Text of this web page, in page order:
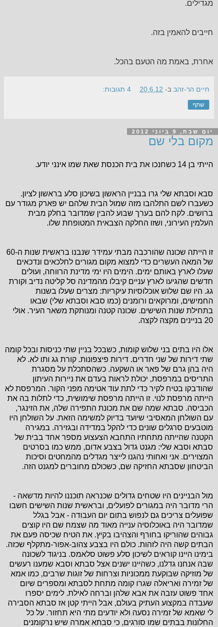
מגדילים.
חייבים להאמין בזה.
אחרת, באמת מה הטעם בהכל.
חיים הר-זהב ב- 20.6.12 4 תגובות:
שתף
יום שבת, 9 ביוני 2012
מקום בלי שם
הייתי בן 14 כשחנכו את בית הכנסת שאת שמו אינני יודע.
סבא וסבתא שלי גרו בבניין הראשון בשיכון סלע בראשון לציון.
כשעברו לשם התלהבו מזה שמול הבית שלהם יש פארק מגודר עם
ברושים. לקח להם בערך שבוע להבין שמדובר בחלק מבית
העלמין העירוני, ושזו החלקה הצבאית המטופחת שלו.
זו הייתה שכונה שהורכבה מבתי עמידר שנבנו בראשית שנות ה-60
של המאה העשרים כדי למצוא מקום מגורים לחלכאים ונדכאים
שעלו לארץ באותם ימים. הימים היו ימי מדינת הרווחה, ועולים
חדשים שהגיעו לארץ עניים קיבלו מהמדינה סל קליטה נדיב וקורת
גג. היו שם שלוש אוכלוסיות עיקריות: מצרים שעלו בשנות
החמישים, ומרוקאים ורומנים (כמו סבא וסבתא שלי) שבאו
בתחילת שנות השישים. שכונה קטנה ומנותקת משאר העיר. אולי
20 בניינים מקצה לקצה.
אלו היו בתים בני שלוש קומות, כשבכל בניין שתי כניסות ובכל קומה
שתי דירות של שני חדרים. דירות פיצפונות. קורת גג ותו לא. לא
היה בהן גרם של פאר או השקעה. כשהסתכלת על מסגרת
התריסים במרפסת, יכולת לראות בעדם את ניירות העיתון
שהודבקו בטיח לקיר כדי לתת עוד אטימה מפני הקור. המרפסת לא
הייתה מרפסת לנוי. זו הייתה מרפסת שימושית, כדי לתלות בה את
הכביסה. סבתא שמה שם את מכונת התפירה שלה, את הזינגר,
עם השולחן המאסיבי שיועד בדיוק למשימה הזאת. על השולחן היו
מוטבעים סרגלים שונים כדי להקל במדידה ובגזירה. במגירה
הקטנה שהייתה מתחתיו התחבא הצעצוע מספר אחד בבית של
סבתא וסבא שלי: מגנט גדול בצבע אדום, ממש כמו בסרטים
המצוירים. אני ואחותי נהגנו לייצר מגדלים מהמחטים וסיכות
הביטחון שסבתא החזיקה שם, כשכולם מחוברים למגנט הזה.
מול הבניינים היו שטחים גדולים שכנראה תוכננו להיות מדשאה -
הרי מדובר היה במגורים לפועלים, ובראשית שנות השישים חשבו
שפועלים צריכים גם לנפוש בתום יום העבודה - אבל בגלל
שמדובר היה באוכלוסיה ענייה מאוד מה שצמח שם היו קוצים
גבוהים שהוריקו בחורף והצהיבו בקיץ. את הטיח שכיסה פעם את
הבתים קשה היה לזהות. כולם היו בצבע צהוב-אפור-מתקלף שכזה.
בימינו היינו קוראים לשיכון סלע פשוט סלאמס. בניגוד לשכונה
שבה אנחנו גדלנו, כשהיינו ישנים אצל סבתא וסבא שמענו רעשים
של מוזיקה שבוקעת ממכוניות וצרחות של זוגות שרבים, כמו אמא
של זמירה ואריאלה שגרו קומה מתחת לסבתא ומספרים שיום
אחד פשוט עזבה את אבא שלהן וברחה לאילת. לימים יספרו
שעבדה במקצוע העתיק בעולם, אבל הייתי קטן אז סבתא הסבירה
לי שאמא של זמירה נסעה ולא יודעים מתי היא תחזור. על כל
החלונות בבתים שמו סורגים, כי סבתא אמרה שיש נרקומנים